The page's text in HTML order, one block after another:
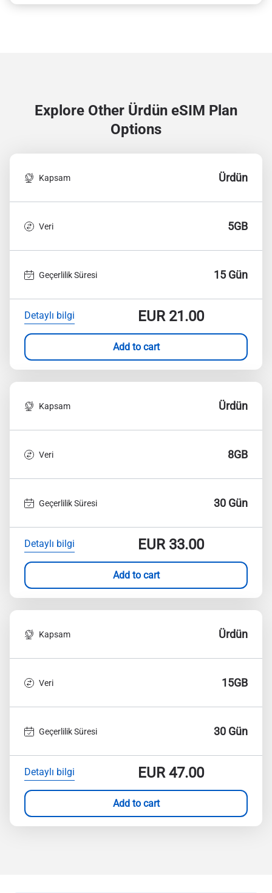
Explore Other Ürdün eSIM Plan
Options
Kapsam Ürdün
Veri 5GB
Geçerlilik Süresi 15 Gün
Detaylı bilgi EUR21.00
Add to cart
Kapsam Ürdün
Veri 8GB
Geçerlilik Süresi 30 Gün
Detaylı bilgi EUR33.00
Add to cart
Kapsam Ürdün
Veri 15GB
Geçerlilik Süresi 30 Gün
Detaylı bilgi EUR47.00
Add to cart